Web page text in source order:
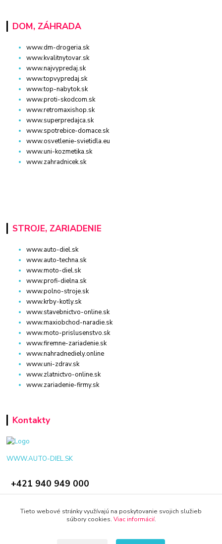
DOM, ZÁHRADA
www.dm-drogeria.sk
www.kvalitnytovar.sk
www.najvypredaj.sk
www.topvypredaj.sk
www.top-nabytok.sk
www.proti-skodcom.sk
www.retromaxishop.sk
www.superpredajca.sk
www.spotrebice-domace.sk
www.osvetlenie-svietidla.eu
www.uni-kozmetika.sk
www.zahradnicek.sk
STROJE, ZARIADENIE
www.auto-diel.sk
www.auto-techna.sk
www.moto-diel.sk
www.profi-dielna.sk
www.polno-stroje.sk
www.krby-kotly.sk
www.stavebnictvo-online.sk
www.maxiobchod-naradie.sk
www.moto-prislusenstvo.sk
www.firemne-zariadenie.sk
www.nahradnediely.online
www.uni-zdrav.sk
www.zlatnictvo-online.sk
www.zariadenie-firmy.sk
Kontakty
WWW.AUTO-DIEL.SK
+421 940 949 000
Tieto webové stránky využívajú na poskytovanie svojich služieb
súbory cookies. Viac informácií.